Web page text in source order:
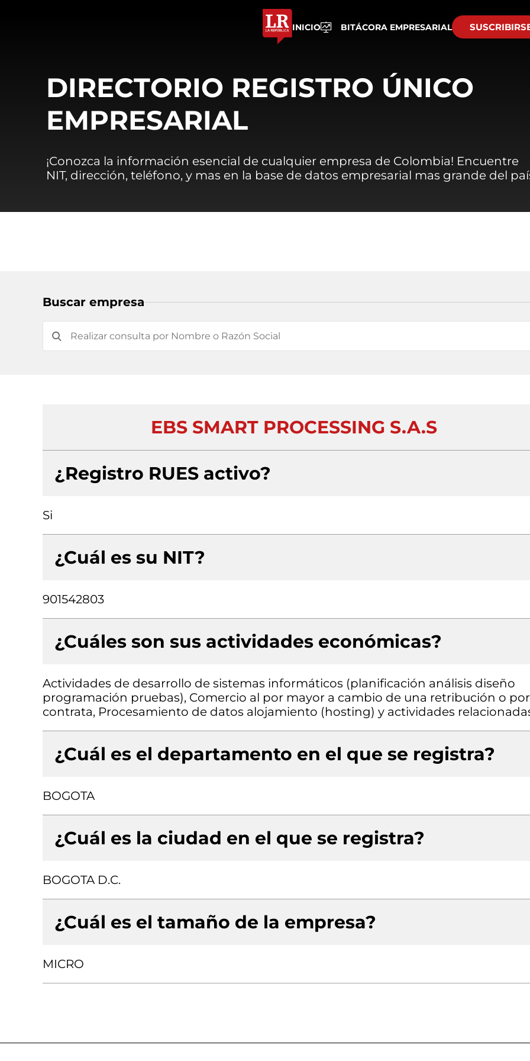
INICIO BITÁCORA EMPRESARIAL
DIRECTORIO REGISTRO ÚNICO
EMPRESARIAL
¡Conozca la información esencial de cualquier empresa de Colombia! Encuentre
NIT, dirección, teléfono, y mas en la base de datos empresarial mas grande del
Buscar empresa
EBS SMART PROCESSING S.A.S
¿Registro RUES activo?
Si
¿Cuál es su NIT?
901542803
¿Cuáles son sus actividades económicas?
Actividades de desarrollo de sistemas informáticos (planificación análisis diseño
programación pruebas), Comercio al por mayor a cambio de una retribución o por
contrata, Procesamiento de datos alojamiento (hosting) y actividades
¿Cuál es el departamento en el que se registra?
BOGOTA
¿Cuál es la ciudad en el que se registra?
BOGOTA D.C.
¿Cuál es el tamaño de la empresa?
MICRO